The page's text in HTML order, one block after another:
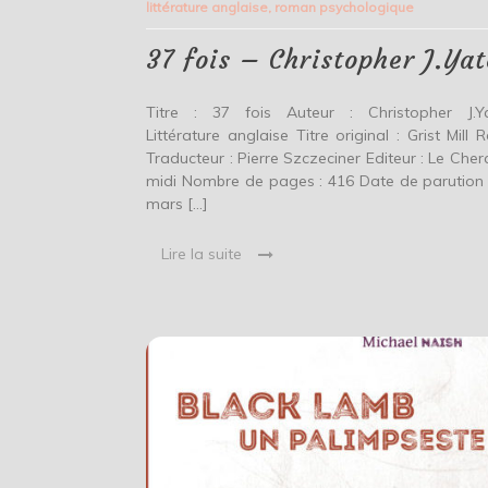
Christopher
littérature anglaise, roman psychologique
37 fois – Christopher
Titre : 37 fois Auteur : Christopher
Littérature anglaise Titre original : Grist Mill
Traducteur : Pierre Szczeciner Editeur : Le
midi Nombre de pages : 416 Date de parution
mars […]
Lire la suite